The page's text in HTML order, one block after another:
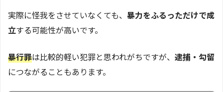
実際に怪我をさせていなくても、 暴力をふるっただけで成
立する可能性が高いです。
暴行罪は比較的軽い犯罪と思われがちですが、 逮捕・勾留
につながることもあります。